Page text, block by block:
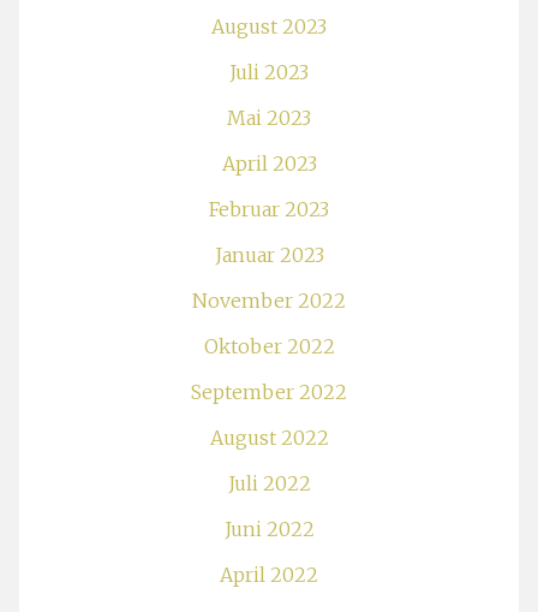
August 2023
Juli 2023
Mai 2023
April 2023
Februar 2023
Januar 2023
November 2022
Oktober 2022
September 2022
August 2022
Juli 2022
Juni 2022
April 2022